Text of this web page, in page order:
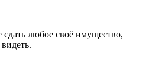
любое своё имущество,